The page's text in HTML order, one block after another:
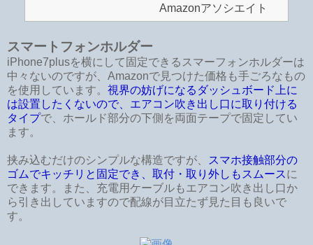
Amazonアソシエイト
スマートフォンホルダー
iPhone7plusを横にして固定できるスマーフォンホルダーは
中々ないのですが、Amazonで見つけた価格も手ごろなもの
を使用しています。 視界の妨げになるダッシュボード上に
は設置したくないので、エアコン吹き出し口に取り付ける
タイプで、ホールド部分の下側を両面テープで固定してい
ます。
挟み込むだけのシンプルな構造ですが、
スマホ接触部分の
ゴムでキッチリと固定でき、取付・取り外しもスムースに
できます。また、充電用ケーブルもエアコン吹き出し口か
ら引き出していますので配線が目立たず見た目も良いで
す。